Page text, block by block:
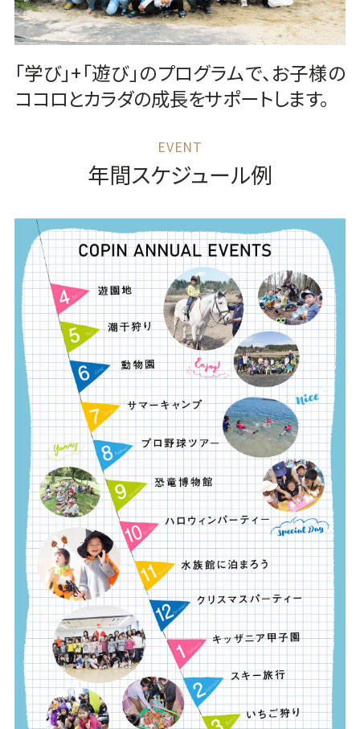
年間スケジュール例
「学び」+「遊び」のプログラムで、お子様の
ココロとカラダの成長をサポートします。